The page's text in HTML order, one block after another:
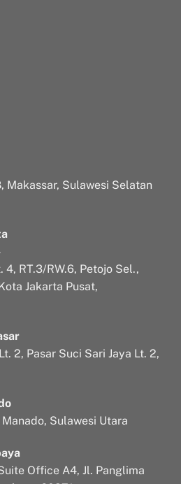
Makassar, Sulawesi Selatan
4, RT.3/RW.6, Petojo Sel.,
Jakarta Pusat,
2, Pasar Suci Sari Jaya Lt. 2,
Sulawesi Utara
Office A4, Jl. Panglima